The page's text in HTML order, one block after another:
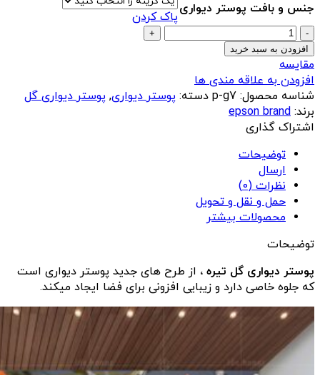
جنس و بافت پوستر دیواری
پاک کردن
پوستر
دیواری
گل
تیره
عدد
افزودن به سبد خرید
مقایسه
افزودن به علاقه مندی ها
شناسه محصول: p-g7 دسته: پوستر دیواری, پوستر دیواری گل
برند: epson brand
اشتراک گذاری
توضیحات
ارسال
نظرات (0)
حمل و نقل و تحویل
محصولات بیشتر
توضیحات
پوستر دیواری گل تیره ، از طرح های جدید پوستر دیواری است
که جلوه خاصی دارد و زیبایی افزونی برای فضا ایجاد میکند.